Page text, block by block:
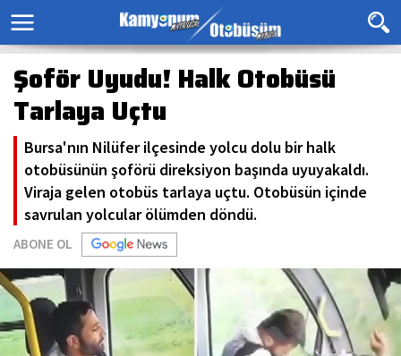
Şoför Uyudu! Halk Otobüsü
Tarlaya Uçtu
Bursa'nın Nilüfer ilçesinde yolcu dolu bir halk
otobüsünün şoförü direksiyon başında uyuyakaldı.
Viraja gelen otobüs tarlaya uçtu. Otobüsün içinde
savrulan yolcular ölümden döndü.
ABONE OL